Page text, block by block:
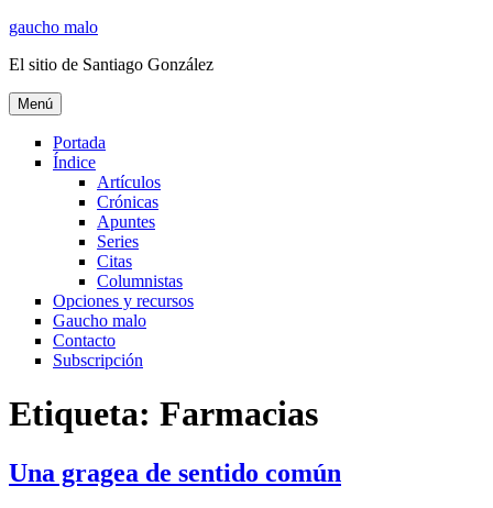
Ir
contenido
gaucho malo
El sitio de Santiago González
Menú
Portada
Índice
Artículos
Crónicas
Apuntes
Series
Citas
Columnistas
Opciones y recursos
Gaucho malo
Contacto
Subscripción
Etiqueta: Farmacias
Una gragea de sentido común